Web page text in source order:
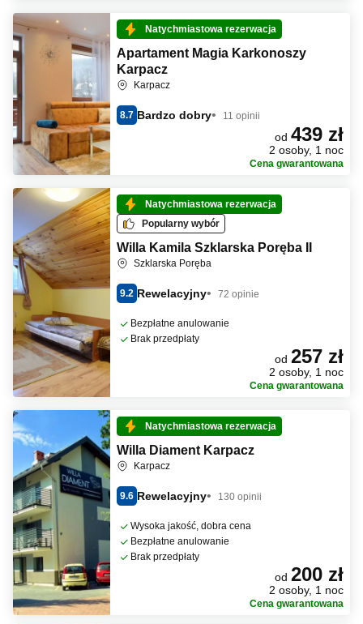
Natychmiastowa rezerwacja
Apartament Magia Karkonoszy
Karpacz
Karpacz
8.7 Bardzo dobry 11 opinii
od 439 zł
2 osoby, 1 noc
Cena gwarantowana
Natychmiastowa rezerwacja
Popularny wybór
Willa Kamila Szklarska Poręba II
Szklarska Poręba
9.2 Rewelacyjny 72 opinie
Bezpłatne anulowanie
Brak przedpłaty
od 257 zł
2 osoby, 1 noc
Cena gwarantowana
Natychmiastowa rezerwacja
Willa Diament Karpacz
Karpacz
9.6 Rewelacyjny 130 opinii
Wysoka jakość, dobra cena
Bezpłatne anulowanie
Brak przedpłaty
od 200 zł
2 osoby, 1 noc
Cena gwarantowana